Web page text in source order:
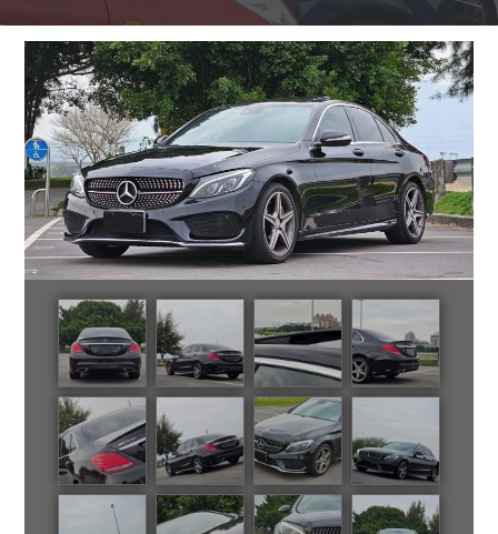
聯絡我們
關於我們